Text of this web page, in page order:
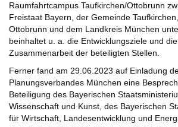
Raumfahrtcampus Taufkirchen/Ottobrunn
Freistaat Bayern, der Gemeinde
Ottobrunn und dem Landkreis München
beinhaltet u. a. die Entwicklungsziele und die
Zusammenarbeit der beteiligten Stellen.
Ferner fand am 29.06.2023 auf Einladung
Planungsverbandes München eine
Beteiligung des Bayerischen
Wissenschaft und Kunst, des Bayerischen
für Wirtschaft, Landesentwicklung und